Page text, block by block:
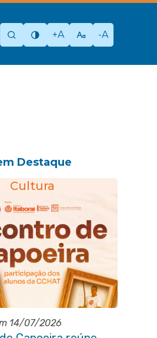
+A -A
Destaque
Cultura
14/07/2026